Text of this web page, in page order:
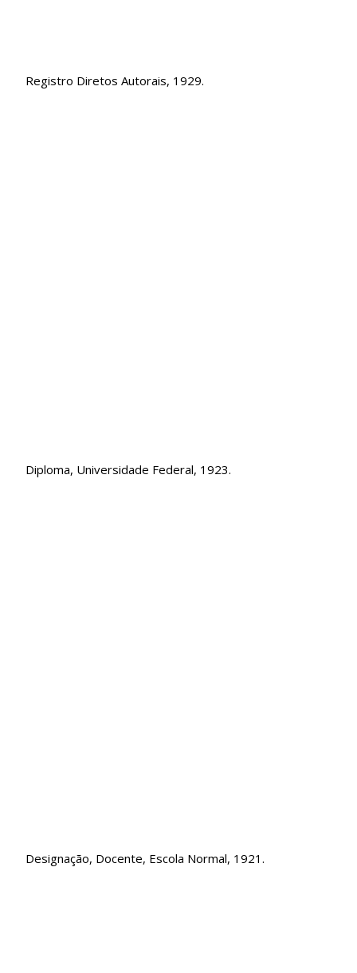
Registro Diretos Autorais, 1929.
Diploma, Universidade Federal, 1923.
Designação, Docente, Escola Normal, 1921.